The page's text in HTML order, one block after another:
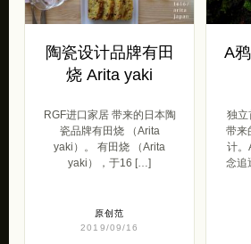
陶瓷设计品牌有田
烧 Arita yaki
RGF进口家居 带来的日本陶
瓷品牌有田烧 （Arita
yaki）。 有田烧 （Arita
yaki），于16 […]
原创范
2019/09/16
A
独立
带来
计。
念追